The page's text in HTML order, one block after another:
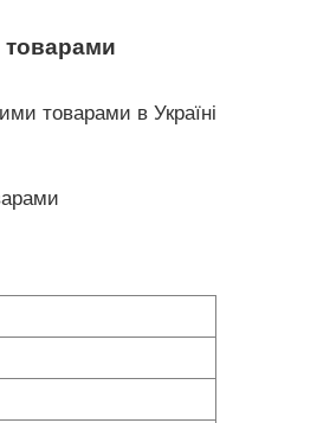
товарами
товарами в Україні